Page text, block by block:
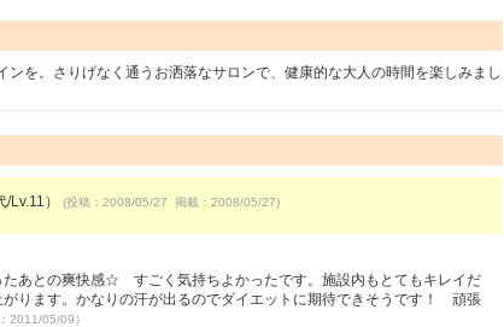
を。さりげなく通うお洒落なサロンで、健康的な大人の時間を楽しみまし
Lv.11） (投稿：2008/05/27 掲載：2008/05/27)
あとの爽快感☆ すごく気持ちよかったです。施設内もとてもキレイだ
ります。かなりの汗が出るのでダイエットに期待できそうです！ 頑張
2011/05/09）